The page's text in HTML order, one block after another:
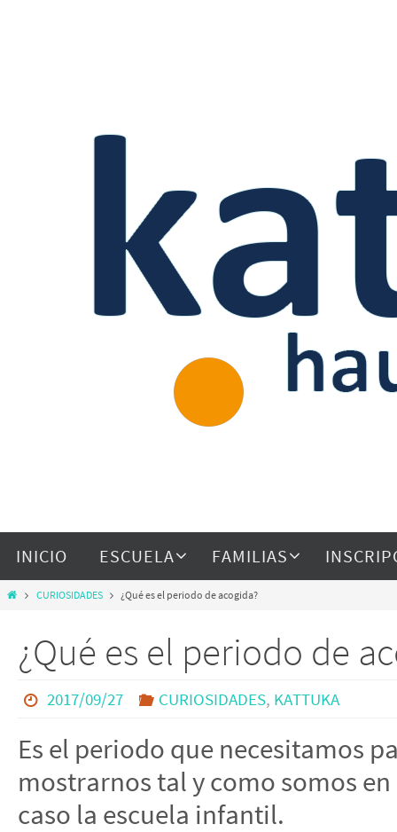
INICIO ESCUELA FAMILIAS
CURIOSIDADES ¿Qué es el periodo de acogida?
¿Qué es el periodo de
2017/09/27 CURIOSIDADES, KATTUKA
Es el periodo que necesitamos
mostrarnos tal y como somos
caso la escuela infantil.